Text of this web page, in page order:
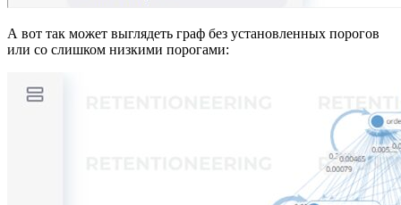
А вот так может выглядеть граф без установленных порогов
или со слишком низкими порогами: